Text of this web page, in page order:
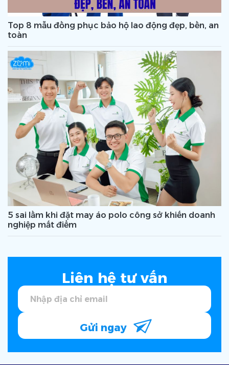
Top 8 mẫu đồng phục bảo hộ lao động đẹp, bền, an
toàn
5 sai lầm khi đặt may áo polo công sở khiến doanh
nghiệp mất điểm
Liên hệ tư vấn
Gửi ngay